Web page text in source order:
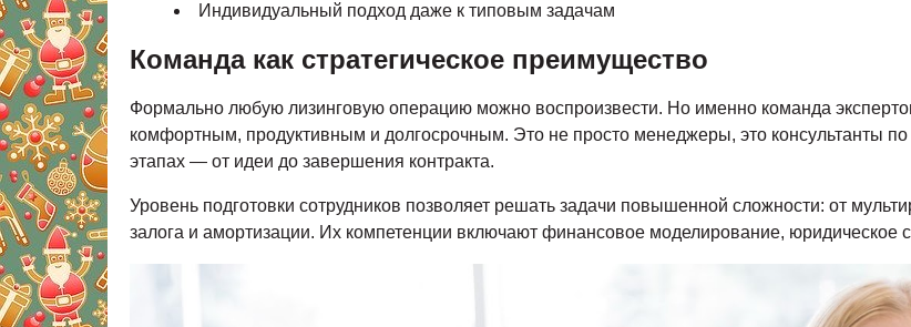
Индивидуальный подход даже к типовым задачам
Команда как стратегическое преимущество
Формально любую лизинговую операцию можно воспроизвести. Но именно команда
комфортным, продуктивным и долгосрочным. Это не просто менеджеры, это консультанты
этапах — от идеи до завершения контракта.
Уровень подготовки сотрудников позволяет решать задачи повышенной сложности: от
залога и амортизации. Их компетенции включают финансовое моделирование, юридическое